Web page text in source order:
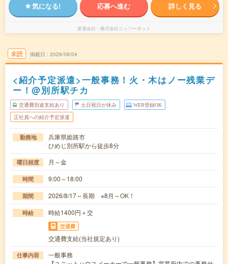
気になる! 応募へ進む 詳しく見る
派遣会社 株式会社ニッソーネット
未読 掲載日 2026/08/04
<紹介予定派遣>一般事務！火・木はノー残業デ
ー！@別所駅チカ
交通費別途支給あり 土日祝日が休み WEB登録OK
正社員への紹介予定派遣
勤務地
兵庫県姫路市
ひめじ別所駅から徒歩8分
曜日頻度 月～金
時間 9:00～18:00
期間 2026/8/17～長期 ※8月～OK！
時給 時給1400円＋交
交通費
交通費支給(当社規定あり)
仕事内容
一般事務